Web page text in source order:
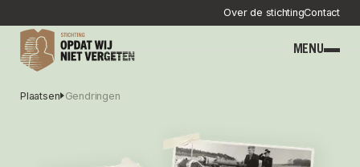
Over de stichtingContact
MENU
Plaatsen Gendringen